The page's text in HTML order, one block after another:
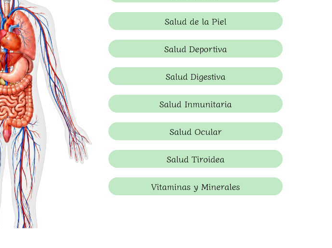
Salud de la Piel
Salud Deportiva
Salud Digestiva
Salud Inmunitaria
Salud Ocular
Salud Tiroidea
Vitaminas y Minerales